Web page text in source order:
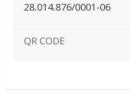
28.014.876/0001-06
QR CODE